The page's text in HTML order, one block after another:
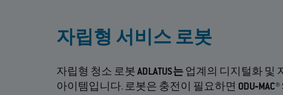
자립형 서비스 로봇
자립형 청소 로봇ADLATUS는 업계의 디지털화 및
아이템입니다. 로봇은 충전이 필요하면